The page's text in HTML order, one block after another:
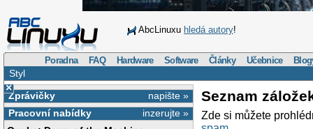
AbcLinuxu hledá autory!
Poradna FAQ Hardware Software Články Učebnice
Styl
×
napište »
Zprávičky
inzerujte »
Pracovní nabídky
Seznam
Zde si můžete